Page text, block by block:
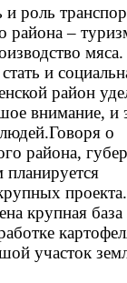
роль
района –
мяса.
и
район
внимание, и
о
района,
крупная база
участок